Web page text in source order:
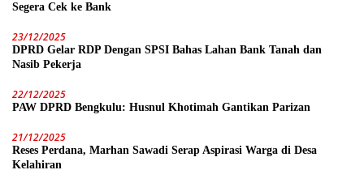
Segera Cek ke Bank
23/12/2025
DPRD Gelar RDP Dengan SPSI Bahas Lahan Bank Tanah dan
Nasib Pekerja
22/12/2025
PAW DPRD Bengkulu: Husnul Khotimah Gantikan Parizan
21/12/2025
Reses Perdana, Marhan Sawadi Serap Aspirasi Warga di Desa
Kelahiran